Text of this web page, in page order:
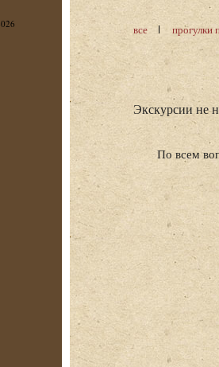
все прогулки
Экскурсии не
По всем